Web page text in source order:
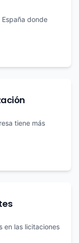
donde
tiene más
en las licitaciones